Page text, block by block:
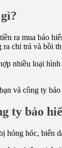
ra mua bảo
ra chi trả và bồi
nhiều loại
và công ty
ty bảo
hỏng hóc, biến